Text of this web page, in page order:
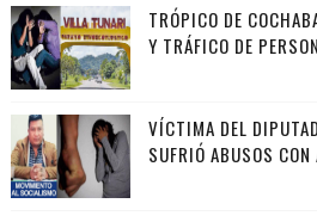
TRÓPICO DE
Y TRÁFICO DE
VÍCTIMA DEL
SUFRIÓ ABUSOS